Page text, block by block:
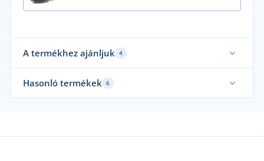
A termékhez ajánljuk 4
Hasonló termékek 6